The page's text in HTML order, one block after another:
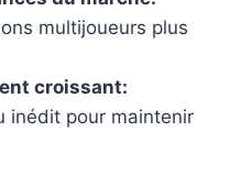
multijoueurs plus
croissant:
inédit pour maintenir